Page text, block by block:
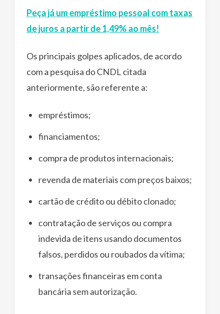
Peça já um empréstimo pessoal com taxas
de juros a partir de 1,49% ao mês!
Os principais golpes aplicados, de acordo
com a pesquisa do CNDL citada
anteriormente, são referente a:
empréstimos;
financiamentos;
compra de produtos internacionais;
revenda de materiais com preços baixos;
cartão de crédito ou débito clonado;
contratação de serviços ou compra
indevida de itens usando documentos
falsos, perdidos ou roubados da vítima;
transações financeiras em conta
bancária sem autorização.